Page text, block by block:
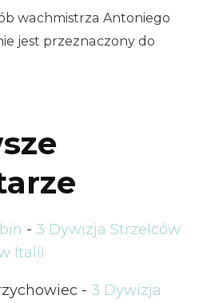
wachmistrza Antoniego
jest przeznaczony do
- 3 Dywizja Strzelców
Italii
- 3 Dywizja